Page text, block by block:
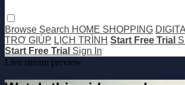
Browse Search HOME SHOPPING
TRỢ GIÚP LỊCH TRÌNH Start Free Trial
Start Free Trial Sign In
Live stream preview